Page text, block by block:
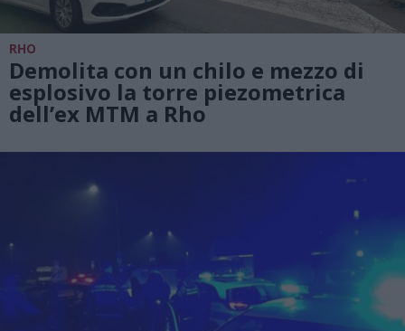
RHO
Demolita con un chilo e mezzo di
esplosivo la torre piezometrica
dell’ex MTM a Rho